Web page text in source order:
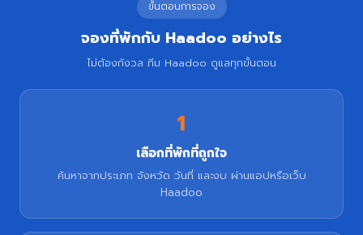
ขั้นตอนการจอง
จองที่พักกับ Haadoo อย่างไร
ไม่ต้องกังวล ทีม Haadoo ดูแลทุกขั้นตอน
1
เลือกที่พักที่ถูกใจ
ค้นหาจากประเภท จังหวัด วันที่ และงบ ผ่านแอปหรือเว็บ
Haadoo